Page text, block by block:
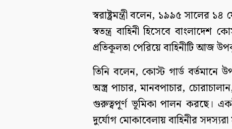
স্বরাষ্ট্রমন্ত্রী বলেন, ১৯৯৫ সালের
স্বতন্ত্র বাহিনী হিসেবে বাংলাদেশ
প্রতিকূলতা পেরিয়ে বাহিনীটি আজ
তিনি বলেন, কোস্ট গার্ড
অস্ত্র পাচার, মানবপাচার,
গুরুত্বপূর্ণ ভূমিকা পালন করছে।
দুর্যোগ মোকাবেলায় বাহিনীর